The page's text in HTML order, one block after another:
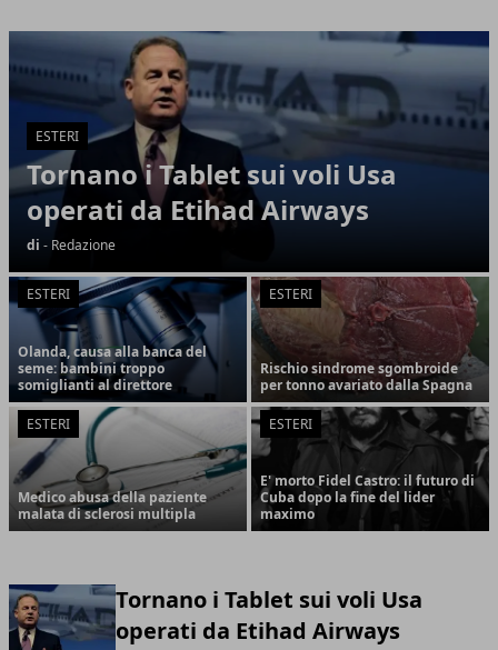
Articoli in Evidenza
ESTERI
Tornano i Tablet sui voli Usa
operati da Etihad Airways
di - Redazione
ESTERI
Olanda, causa alla banca del
seme: bambini troppo
somiglianti al direttore
ESTERI
Rischio sindrome sgombroide
per tonno avariato dalla Spagna
ESTERI
Medico abusa della paziente
malata di sclerosi multipla
ESTERI
E' morto Fidel Castro: il futuro di
Cuba dopo la fine del lider
maximo
Tornano i Tablet sui voli Usa
operati da Etihad Airways